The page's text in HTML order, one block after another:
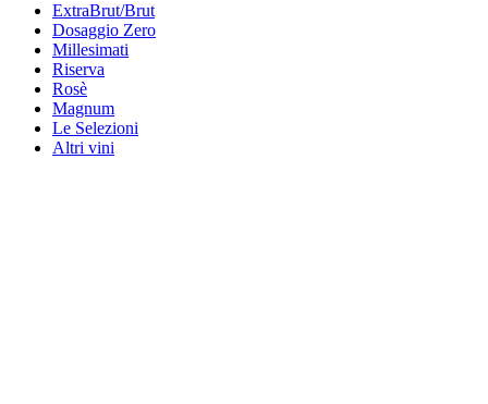
ExtraBrut/Brut
Dosaggio Zero
Millesimati
Riserva
Rosè
Magnum
Le Selezioni
Altri vini